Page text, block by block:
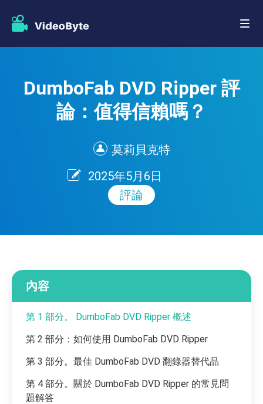
DumboFab DVD Ripper 評
論：值得信賴嗎？
莫莉貝克特
2025年5月6日
評論
內容
第 1 部分。 DumboFab DVD Ripper 概述
第 2 部分：如何使用 DumboFab DVD Ripper
第 3 部分。最佳 DumboFab DVD 翻錄器替代品
第 4 部分。關於 DumboFab DVD Ripper 的常見問
題解答